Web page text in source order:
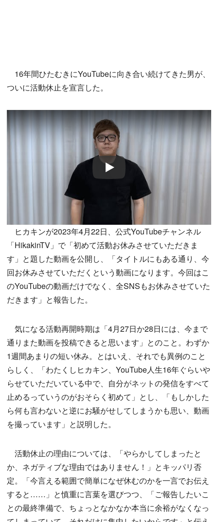
16年間ひたむきにYouTubeに向き合い続けてきた男が、
ついに活動休止を宣言した。
Play
ヒカキンが2023年4月22日、公式YouTubeチャンネル
「HikakinTV」で「初めて活動お休みさせていただきま
す」と題した動画を公開し、「タイトルにもある通り、今
回お休みさせていただくという動画になります。今回はこ
のYouTubeの動画だけでなく、全SNSもお休みさせていた
だきます」と報告した。
気になる活動再開時期は「4月27日か28日には、今まで
通りまた動画を投稿できると思います」とのこと。わずか
1週間あまりの短い休み。とはいえ、それでも異例のこと
らしく、「わたくしヒカキン、YouTube人生16年ぐらいや
らせていただいている中で、自分がネットの発信をすべて
止めるっていうのがおそらく初めて」とし、「もしかした
ら何も言わないと逆にお騒がせしてしまうかも思い、動画
を撮っています」と説明した。
活動休止の理由については、「やらかしてしまったと
か、ネガティブな理由ではありません！」とキッパリ否
定。「今言える範囲で簡単になぜ休むのかを一言でお伝え
すると……」と慎重に言葉を選びつつ、「ご報告したいこ
との最終準備で、ちょっとなかなか本当に余裕がなくなっ